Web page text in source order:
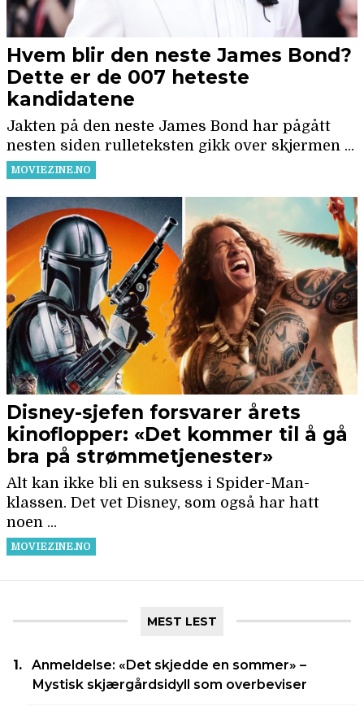
MEST LEST
Anmeldelse: «Det skjedde en sommer» –
Mystisk skjærgårdsidyll som overbeviser